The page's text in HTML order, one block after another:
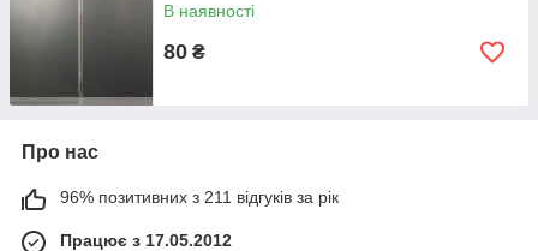
В наявності
80 ₴
Про нас
96% позитивних з 211 відгуків за рік
Працює з 17.05.2012